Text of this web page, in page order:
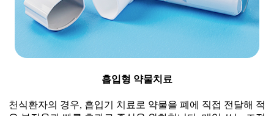
흡입형 약물치료
천식환자의 경우, 흡입기 치료로 약물을 폐에 직접 전달해 적